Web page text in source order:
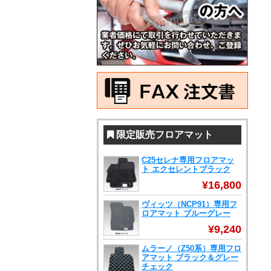
限定販売フロアマット
C25セレナ専用フロアマッ
ト エクセレントブラック
¥16,800
ヴィッツ（NCP91）専用フ
ロアマット ブルーグレー
¥9,240
ムラーノ（Z50系）専用フロ
アマット ブラック＆グレー
チェック